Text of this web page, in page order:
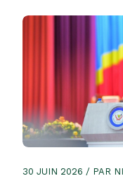
30 JUIN 2026 / PAR